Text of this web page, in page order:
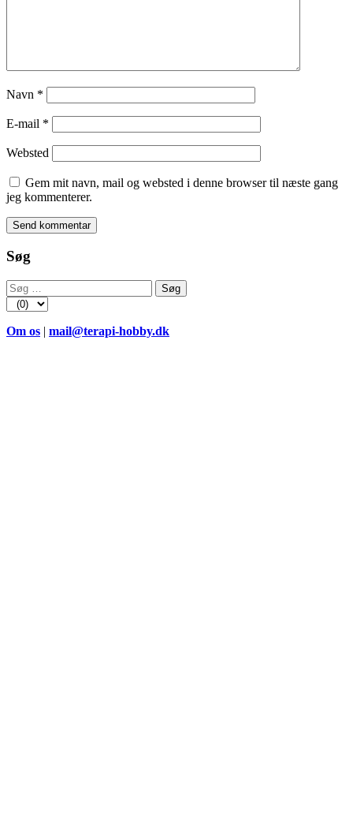
Navn *
E-mail *
Websted
Gem mit navn, mail og websted i denne browser til næste gang
jeg kommenterer.
Søg
Søg
efter:
Om os | mail@terapi-hobby.dk